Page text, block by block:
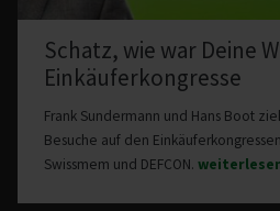
Schatz, wie war Deine
Einkäu­fer­kon­gresse
Frank Sundermann und Hans Boot
Besuche auf den
Swissmem und DEFCON.